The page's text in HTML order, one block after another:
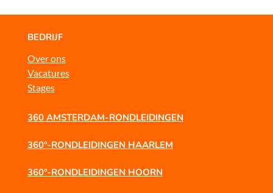
BEDRIJF
Over ons
Vacatures
Stages
360 AMSTERDAM-RONDLEIDINGEN
360°-RONDLEIDINGEN HAARLEM
360°-RONDLEIDINGEN HOORN